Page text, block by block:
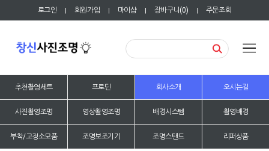
로그인 | 회원가입 | 마이샵 | 장바구니(0) | 주문조회
추천촬영세트 프로딘 회사소개 오시는길
사진촬영조명 영상촬영조명 배경시스템 촬영배경
부착/고정소모품 조명보조기기 조명스탠드 리퍼상품